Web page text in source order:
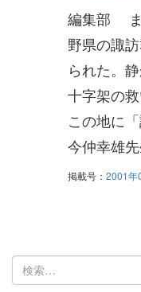
編集部 ま
野県の諏
られた。
十字架の
この地に
今仲幸雄
掲載号： 2001年
検
索: